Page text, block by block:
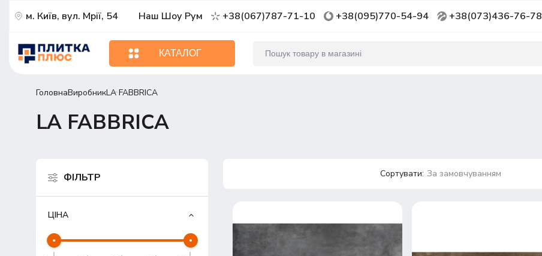
м. Київ, вул. Мрії, 54 Наш Шоу Рум +38(067)787-71-10 +38(095)770-54-94 +38(073)436-76-78
КАТАЛОГ
ГоловнаВиробникLA FABBRICA
LA FABBRICA
ФІЛЬТР
ЦІНА
Сортувати: За замовчуванням